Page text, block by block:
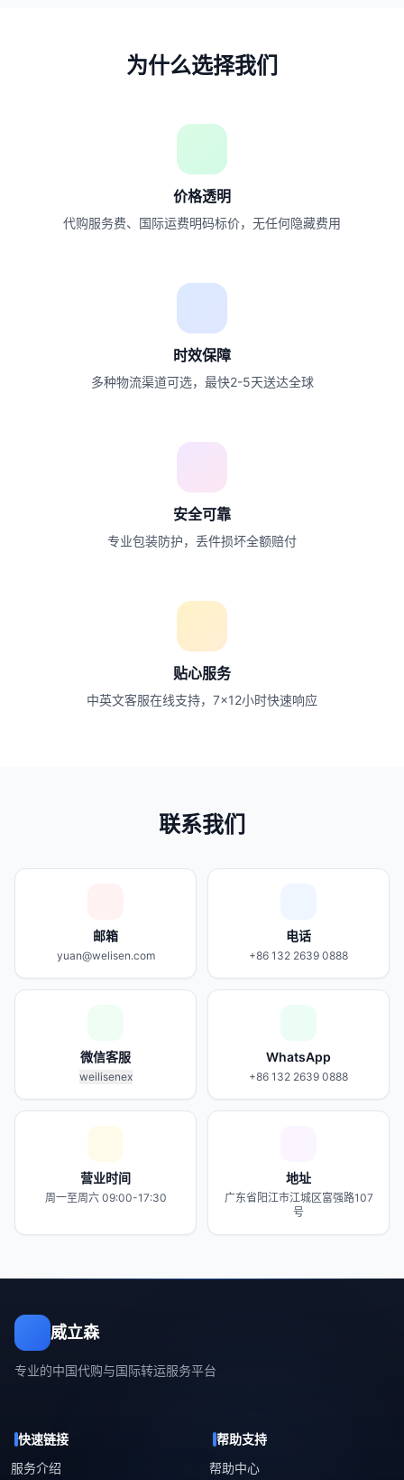
为什么选择我们
价格透明
代购服务费、国际运费明码标价，无任何隐藏费用
时效保障
多种物流渠道可选，最快2-5天送达全球
安全可靠
专业包装防护，丢件损坏全额赔付
贴心服务
中英文客服在线支持，7×12小时快速响应
联系我们
邮箱
yuan@welisen.com
电话
+86 132 2639 0888
微信客服
weilisenex
WhatsApp
+86 132 2639 0888
营业时间
周一至周六 09:00-17:30
地址
广东省阳江市江城区富强路107
号
威立森
专业的中国代购与国际转运服务平台
快速链接
服务介绍
帮助支持
帮助中心